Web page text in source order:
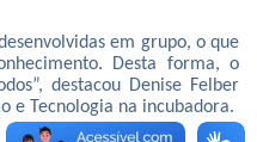
em grupo, o que
Desta forma, o
destacou Denise Felber
e Tecnologia na incubadora.